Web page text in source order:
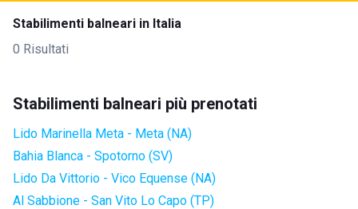
Stabilimenti balneari in Italia
0 Risultati
Stabilimenti balneari più prenotati
Lido Marinella Meta - Meta (NA)
Bahia Blanca - Spotorno (SV)
Lido Da Vittorio - Vico Equense (NA)
Al Sabbione - San Vito Lo Capo (TP)